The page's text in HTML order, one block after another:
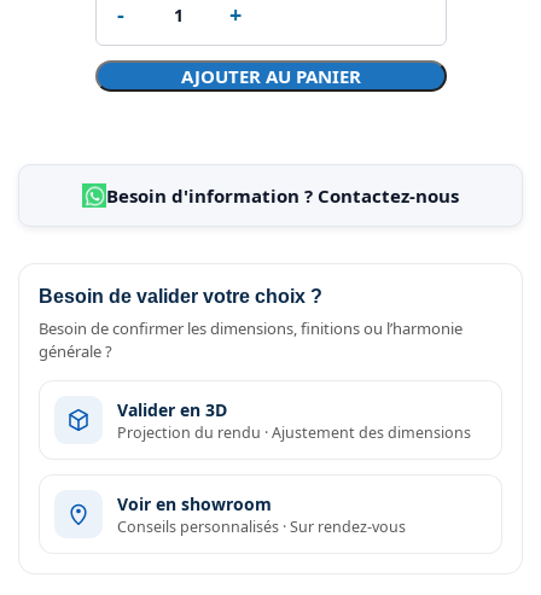
AJOUTER AU PANIER
Besoin d'information ? Contactez-nous
Besoin de valider votre choix ?
Besoin de confirmer les dimensions, finitions ou l’harmonie
générale ?
Valider en 3D
Projection du rendu · Ajustement des dimensions
Voir en showroom
Conseils personnalisés · Sur rendez-vous